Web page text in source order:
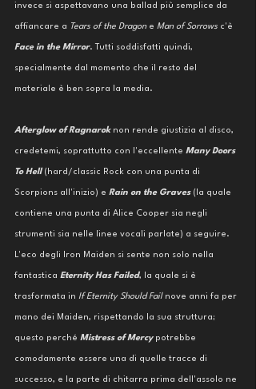
invece si aspettavano una ballad più semplice da
affiancare a Tears of the Dragon e Man of Sorrows c'è
Face in the Mirror. Tutti soddisfatti quindi,
specialmente dal momento che il resto del
materiale è ben sopra la media.
Afterglow of Ragnarok non rende giustizia al disco,
credetemi, soprattutto con l'eccellente Many Doors
To Hell (hard/classic Rock con una punta di
Scorpions all'inizio) e Rain on the Graves (la quale
contiene una punta di Alice Cooper sia negli
strumenti sia nelle linee vocali parlate) a seguire.
L'eco degli Iron Maiden si sente non solo nella
fantastica Eternity Has Failed, la quale si è
trasformata in If Eternity Should Fail nove anni fa per
mano dei Maiden, rispettando la sua struttura;
questo perché Mistress of Mercy potrebbe
comodamente essere una di quelle tracce di
successo, e la parte di chitarra prima dell'assolo ne